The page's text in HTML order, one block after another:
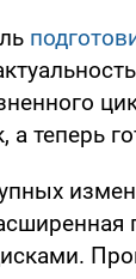
а теперь